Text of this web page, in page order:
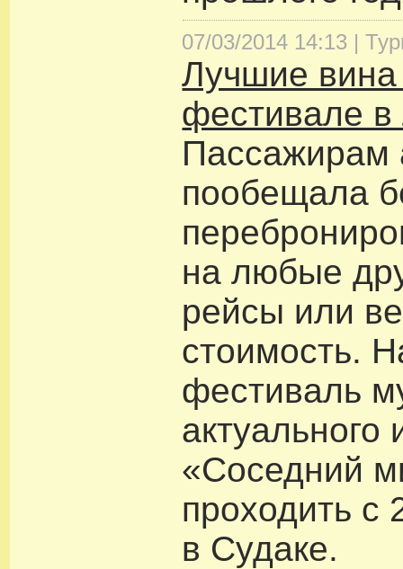
07/03/2014 14:13 |
Лучшие
фестивале
Пассажирам
пообещала
на любые
рейсы или
стоимость.
фестиваль
актуального
«Соседний
проходить с
в Судаке.